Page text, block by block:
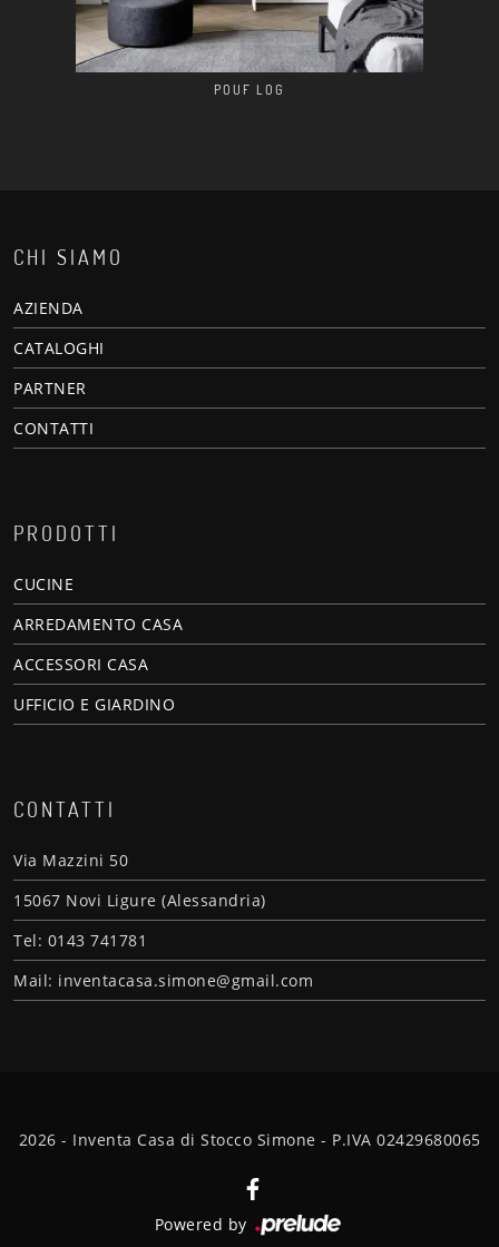
POUF LOG
CHI SIAMO
AZIENDA
CATALOGHI
PARTNER
CONTATTI
PRODOTTI
CUCINE
ARREDAMENTO CASA
ACCESSORI CASA
UFFICIO E GIARDINO
CONTATTI
Via Mazzini 50
15067 Novi Ligure (Alessandria)
Tel: 0143 741781
Mail: inventacasa.simone@gmail.com
2026 - Inventa Casa di Stocco Simone - P.IVA 02429680065
Powered by